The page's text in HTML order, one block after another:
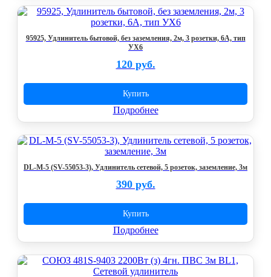
95925, Удлинитель бытовой, без заземления, 2м, 3 розетки, 6A, тип
УХ6
120 руб.
Купить
Подробнее
DL-M-5 (SV-55053-3), Удлинитель сетевой, 5 розеток, заземление, 3м
390 руб.
Купить
Подробнее